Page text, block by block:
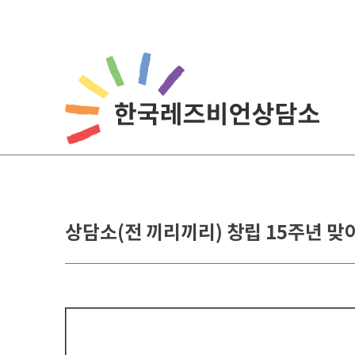
상담소(전 끼리끼리) 창립 15주년 맞